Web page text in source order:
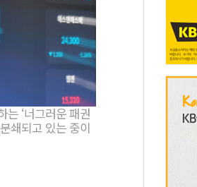
‘너그러운 패권
쇄되고 있는 중이